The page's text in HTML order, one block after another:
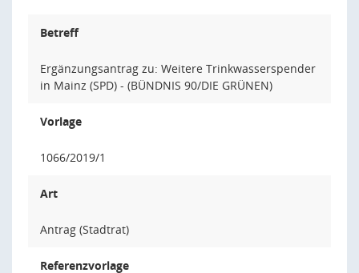
Betreff
Ergänzungsantrag zu: Weitere Trinkwasserspender
in Mainz (SPD) - (BÜNDNIS 90/DIE GRÜNEN)
Vorlage
1066/2019/1
Art
Antrag (Stadtrat)
Referenzvorlage